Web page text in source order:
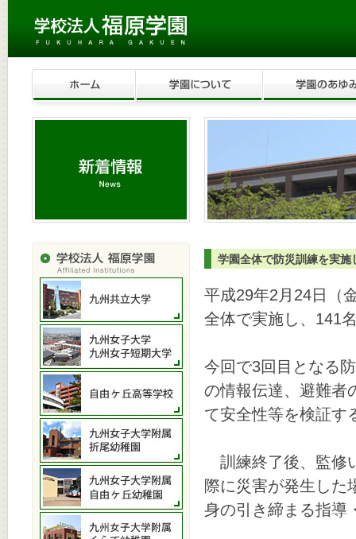
学園全体で防災訓練を実
平成29年2月24日（
全体で実施し、141
今回で3回目となる
の情報伝達、避難者
て安全性等を検証す
訓練終了後、監修
際に災害が発生した
身の引き締まる指導